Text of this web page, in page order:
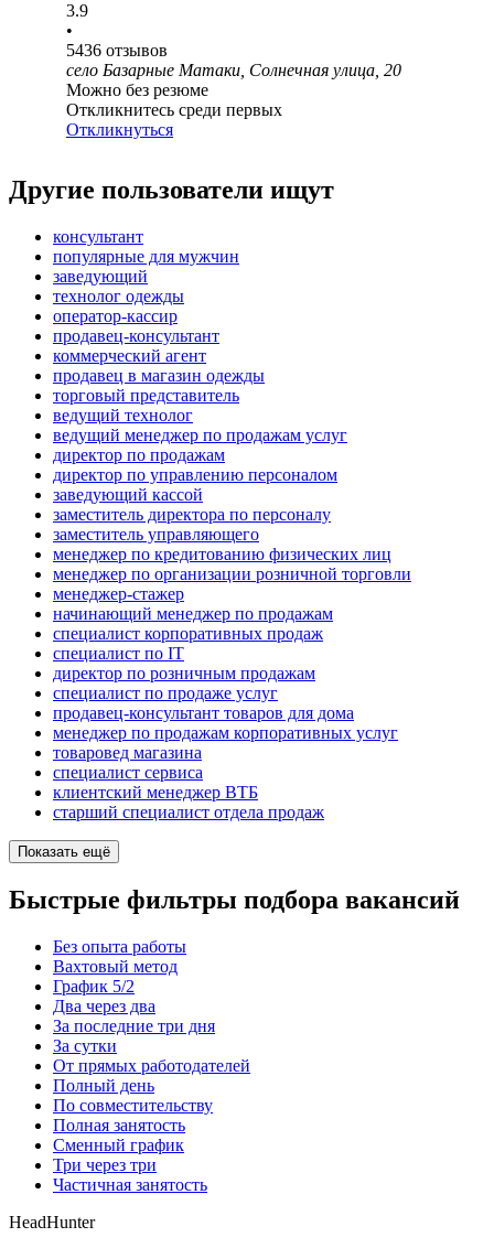
3.9
•
5436 отзывов
село Базарные Матаки, Солнечная улица, 20
Можно без резюме
Откликнитесь среди первых
Откликнуться
Другие пользователи ищут
консультант
популярные для мужчин
заведующий
технолог одежды
оператор-кассир
продавец-консультант
коммерческий агент
продавец в магазин одежды
торговый представитель
ведущий технолог
ведущий менеджер по продажам услуг
директор по продажам
директор по управлению персоналом
заведующий кассой
заместитель директора по персоналу
заместитель управляющего
менеджер по кредитованию физических лиц
менеджер по организации розничной торговли
менеджер-стажер
начинающий менеджер по продажам
специалист корпоративных продаж
специалист по IT
директор по розничным продажам
специалист по продаже услуг
продавец-консультант товаров для дома
менеджер по продажам корпоративных услуг
товаровед магазина
специалист сервиса
клиентский менеджер ВТБ
старший специалист отдела продаж
Показать ещё
Быстрые фильтры подбора вакансий
Без опыта работы
Вахтовый метод
График 5/2
Два через два
За последние три дня
За сутки
От прямых работодателей
Полный день
По совместительству
Полная занятость
Сменный график
Три через три
Частичная занятость
HeadHunter